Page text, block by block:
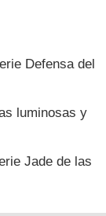
Defensa del
luminosas y
Jade de las